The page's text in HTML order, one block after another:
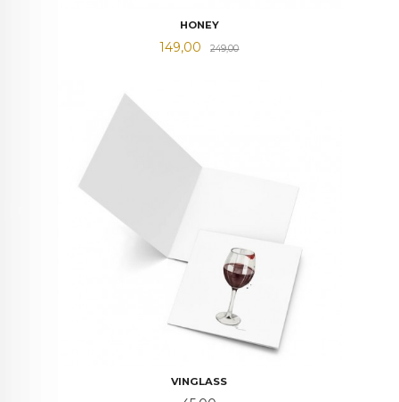
HONEY
Tilbud
149,00 249,00Rabatt
VINGLASS